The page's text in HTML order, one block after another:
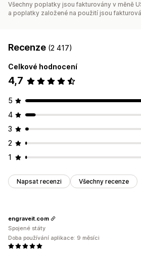
Všechny poplatky jsou fakturovány v měně
a poplatky založené na použití jsou
Recenze (2 417)
Celkové hodnocení
4,7
5
4
3
2
1
Napsat recenzi Všechny recenze
engraveit.com
Spojené státy
Doba používání aplikace: 9 měsíci